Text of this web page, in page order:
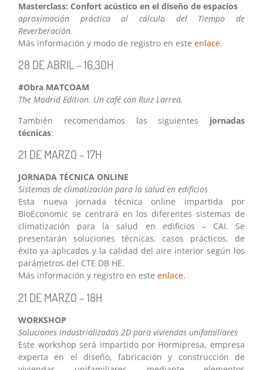
Masterclass: Confort acústico en el diseño de espacios
aproximación práctica al cálculo del Tiempo de
Reverberación.
Más información y modo de registro en esteenlace.
28 DE ABRIL – 16,30H
#Obra MATCOAM
The Madrid Edition. Un café con Ruiz Larrea.
También recomendamos las siguientes jornadas
técnicas:
21 DE MARZO – 17H
JORNADA TÉCNICA ONLINE
Sistemas de climatización para la salud en edificios
Esta nueva jornada técnica online impartida por
BioEconomic se centrará en los diferentes sistemas de
climatización para la salud en edificios – CAI. Se
presentarán soluciones técnicas, casos prácticos, de
éxito ya aplicados y la calidad del aire interior según los
parámetros del CTE DB HE.
Más información y registro en esteenlace.
21 DE MARZO – 18H
WORKSHOP
Soluciones industrializadas 2D para viviendas unifamiliares
Este workshop será impartido por Hormipresa, empresa
experta en el diseño, fabricación y construcción de